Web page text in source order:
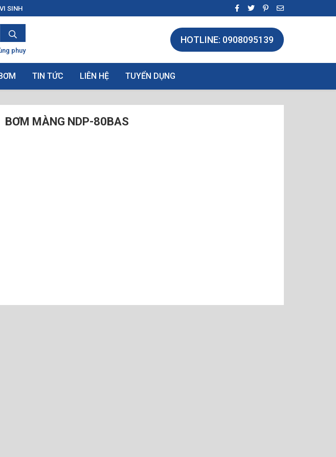
SINH
phuy
HOTLINE: 0908095139
TIN TỨC LIÊN HỆ TUYỂN DỤNG
BƠM MÀNG NDP-80BAS